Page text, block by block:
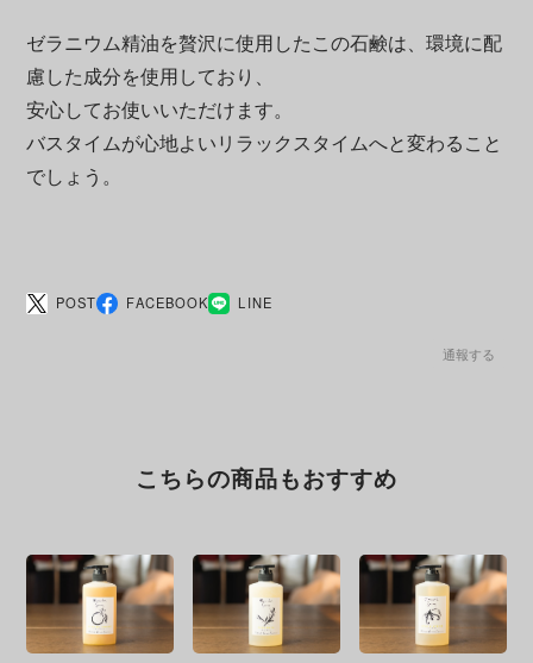
ゼラニウム精油を贅沢に使用したこの石鹸は、環境に配
慮した成分を使用しており、
安心してお使いいただけます。
バスタイムが心地よいリラックスタイムへと変わること
でしょう。
POST FACEBOOK LINE
通報する
こちらの商品もおすすめ